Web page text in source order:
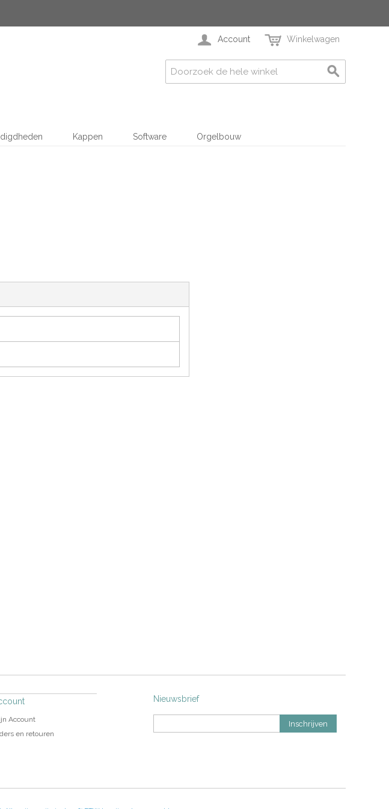
Account Winkelwagen
Kappen Software Orgelbouw
Nieuwsbrief
Inschrijven
Account
en retouren